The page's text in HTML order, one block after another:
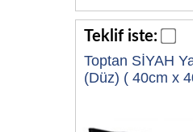
Teklif iste:
Toptan SİYAH
(Düz) ( 40cm x